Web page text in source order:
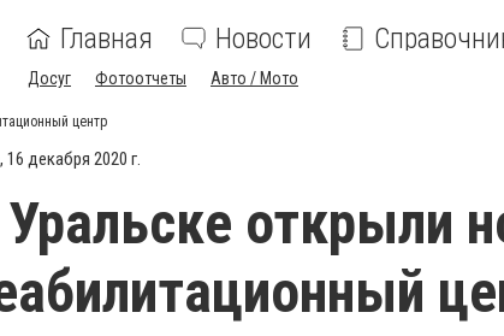
Главная Новости
Досуг Фотоотчеты Авто / Мото
центр
16 декабря 2020 г.
открыли